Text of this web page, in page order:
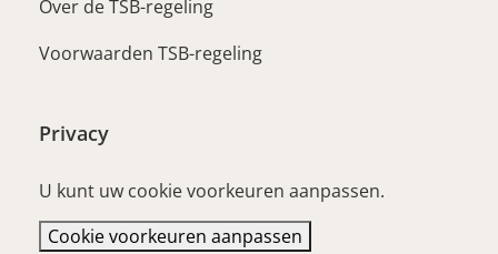
Over de TSB-regeling
Voorwaarden TSB-regeling
Privacy
U kunt uw cookie voorkeuren aanpassen.
Cookie voorkeuren aanpassen